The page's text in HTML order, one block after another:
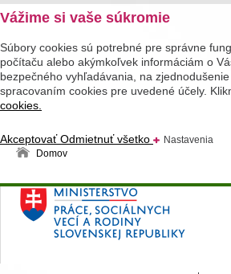
Vážime si vaše súkromie
Súbory cookies sú potrebné pre správne
počítaču alebo akýmkoľvek informáciám o
bezpečného vyhľadávania, na
spracovaním cookies pre uvedené účely.
cookies.
AkceptovaťOdmietnuť všetko
Nastavenia
Domov
Ministerstvo práce, sociálnych
Slovenskej republiky